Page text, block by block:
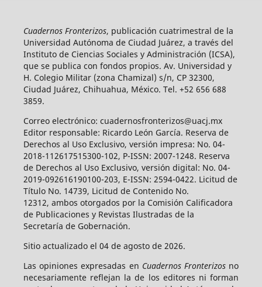
Cuadernos Fronterizos, publicación cuatrimestral de la
Universidad Autónoma de Ciudad Juárez, a través del
Instituto de Ciencias Sociales y Administración (ICSA),
que se publica con fondos propios. Av. Universidad y
H. Colegio Militar (zona Chamizal) s/n, CP 32300,
Ciudad Juárez, Chihuahua, México. Tel. +52 656 688
3859.
Correo electrónico: cuadernosfronterizos@uacj.mx
Editor responsable: Ricardo León García. Reserva de
Derechos al Uso Exclusivo, versión impresa: No. 04-
2018-112617515300-102, P-ISSN: 2007-1248. Reserva
de Derechos al Uso Exclusivo, versión digital: No. 04-
2019-092616190100-203, E-ISSN: 2594-0422. Licitud de
Título No. 14739, Licitud de Contenido No.
12312, ambos otorgados por la Comisión Calificadora
de Publicaciones y Revistas Ilustradas de la
Secretaría de Gobernación.
Sitio actualizado el 04 de agosto de 2026.
Las opiniones expresadas en Cuadernos Fronterizosno
necesariamente reflejan la de los editores ni forman